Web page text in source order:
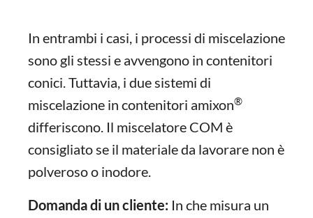
In entrambi i casi, i processi di miscelazione
sono gli stessi e avvengono in contenitori
conici. Tuttavia, i due sistemi di
miscelazione in contenitori amixon®
differiscono. Il miscelatore COM è
consigliato se il materiale da lavorare non è
polveroso o inodore.
Domanda di un cliente: In che misura un